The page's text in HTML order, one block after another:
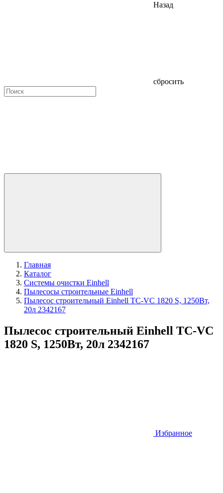
Назад
сбросить
Главная
Каталог
Системы очистки Einhell
Пылесосы строительные Einhell
Пылесос строительный Einhell TC-VC 1820 S, 1250Вт,
20л 2342167
Пылесос строительный Einhell TC-VC
1820 S, 1250Вт, 20л 2342167
Избранное